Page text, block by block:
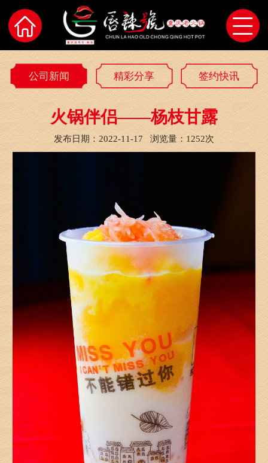
公司新闻 精彩分享 签约快讯
火锅伴侣——杨枝甘露
发布日期：2022-11-17 浏览量：1252次